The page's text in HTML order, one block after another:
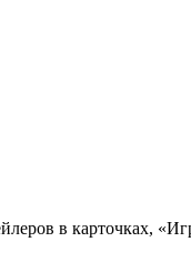
в карточках,